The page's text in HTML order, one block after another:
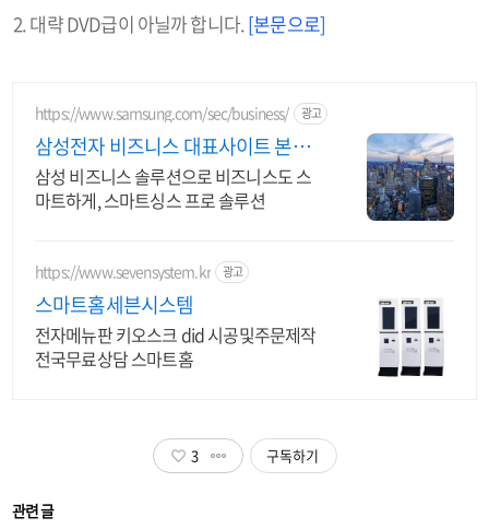
대략 DVD급이 아닐까 합니다. [본문으로]
https://www.samsung.com/sec/business/ 광고
삼성전자 비즈니스 대표사이트 본사
공식 운영 견적문의
삼성 비즈니스 솔루션으로 비즈니스도 스
마트하게, 스마트싱스 프로 솔루션
https://www.sevensystem.kr 광고
스마트홈세븐시스템
전자메뉴판 키오스크 did 시공및주문제작
전국무료상담 스마트홈
3 구독하기